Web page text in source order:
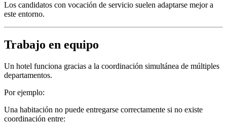
Los candidatos con vocación de servicio suelen adaptarse mejor a
este entorno.
Trabajo en equipo
Un hotel funciona gracias a la coordinación simultánea de múltiples
departamentos.
Por ejemplo:
Una habitación no puede entregarse correctamente si no existe
coordinación entre: